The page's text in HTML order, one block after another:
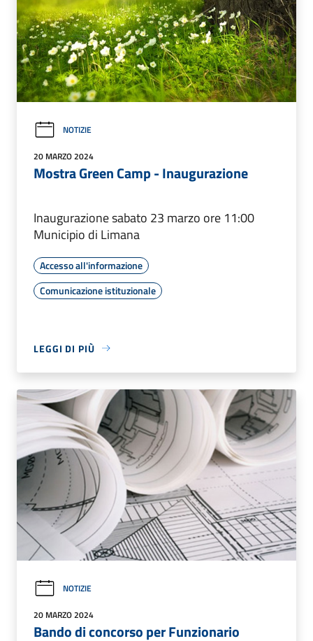
NOTIZIE
20 MARZO 2024
Mostra Green Camp - Inaugurazione
Inaugurazione sabato 23 marzo ore 11:00
Municipio di Limana
Accesso all'informazione
Comunicazione istituzionale
LEGGI DI PIÙ
NOTIZIE
20 MARZO 2024
Bando di concorso per Funzionario